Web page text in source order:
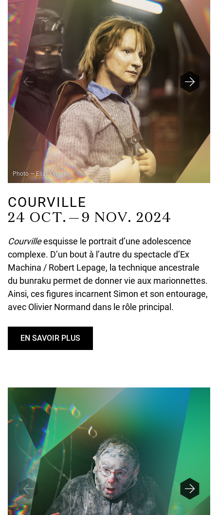
E
D
COURVILLE
24 OCT. — 9 NOV. 2024
Courvilleesquisse le portrait d’une adolescence
complexe. D’un bout à l’autre du spectacle d’Ex
Machina / Robert Lepage, la technique ancestrale
du bunraku permet de donner vie aux marionnettes.
Ainsi, ces figures incarnent Simon et son entourage,
avec Olivier Normand dans le rôle principal.
EN SAVOIR PLUS
U
F
N
Photo — Elias Djemil